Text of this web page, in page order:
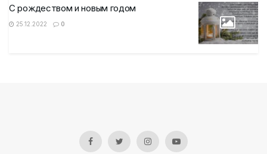
С рождеством и новым годом
25.12.2022 0